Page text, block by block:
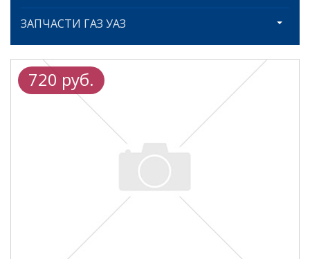
ЗАПЧАСТИ ГАЗ УАЗ
720 руб.